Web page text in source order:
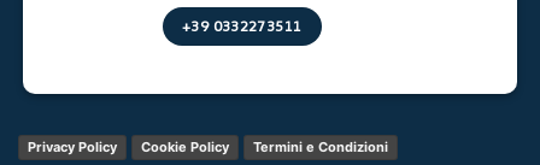
+39 0332273511
Privacy Policy Cookie Policy Termini e Condizioni